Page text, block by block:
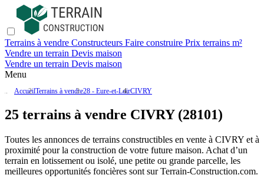
Terrains à vendre Constructeurs Faire construire Prix terrains m²
Vendre un terrain Devis maison
Vendre un terrain Devis maison
Menu
AccueilTerrains à vendre28 - Eure-et-LoirCIVRY
25 terrains à vendre CIVRY (28101)
Toutes les annonces de terrains constructibles en vente à CIVRY et à
proximité pour la construction de votre future maison. Achat d’un
terrain en lotissement ou isolé, une petite ou grande parcelle, les
meilleures opportunités foncières sont surTerrain-Construction.com.